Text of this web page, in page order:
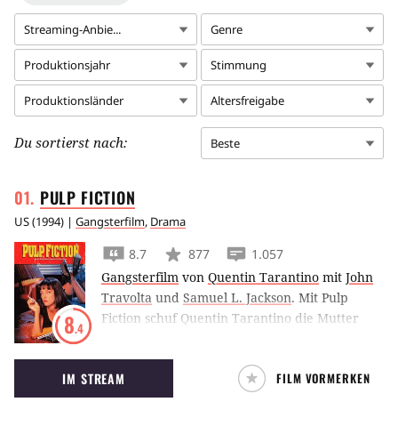
Streaming-Anbie... Genre
Produktionsjahr Stimmung
Produktionsländer Altersfreigabe
Du sortierst nach: Beste
PULP FICTION
US(1994) | Gangsterfilm, Drama
8.4
8.7 877
1.057
Gangsterfilm von Quentin Tarantino mit John
Travolta und Samuel L. Jackson. Mit Pulp
Fiction schuf Quentin Tarantino die Mutter
Profikiller, abgebrühte Boxer, perverse
Entführer und eine verführerische
Gangsterbraut in eine wahnwitzige Geschichte
IM STREAM FILM VORMERKEN